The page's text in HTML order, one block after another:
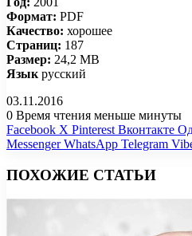
Формат: PDF
Качество: хорошее
Страниц: 187
Размер: 24,2 MB
Язык русский
03.11.2016
0 Время чтения меньше минуты
Facebook X Pinterest Вконтакте
Messenger WhatsApp Telegram
ПОХОЖИЕ СТАТЬИ